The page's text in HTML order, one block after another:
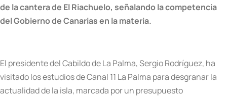
de la cantera de El Riachuelo, señalando la competencia
del Gobierno de Canarias en la materia.
El presidente del Cabildo de La Palma, Sergio Rodríguez, ha
visitado los estudios de Canal 11 La Palma para desgranar la
actualidad de la isla, marcada por un presupuesto